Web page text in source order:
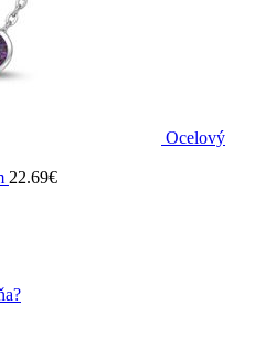
Ocelový
22.69€